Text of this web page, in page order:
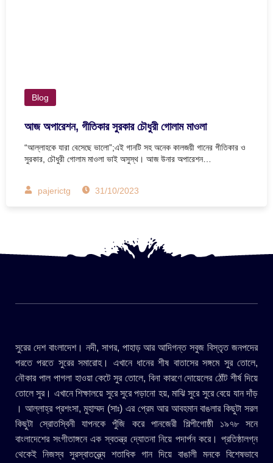
Blog
আজ অপারেশন, গীতিকার সুরকার চৌধুরী গোলাম মাওলা
“আল্লাহকে যারা বেসেছে ভালো”;এই গানটি সহ অনেক কালজয়ী গানের গীতিকার ও
সুরকার, চৌধুরী গোলাম মাওলা ভাই অসুস্থ। আজ উনার অপারেশন…
pajerictg 31/10/2023
সুরের দেশ বাংলাদেশ। নদী, সাগর, পাহাড় আর আদিগন্ত সবুজ বিস্তৃত জনপদের
পরতে পরতে সুরের সমারোহ। এখানে ধানের শীষ বাতাসের সঙ্গমে সুর তোলে,
নৌকার পাল পাগলা হাওয়া কেটে সুর তোলে, বিনা কারণে দোয়েলের ঠোঁট শীর্ষ দিয়ে
তোলে সুর। এখানে শিক্ষালয়ে সুরে সুরে পড়ানো হয়, মাঝি সুরে সুরে বেয়ে যান দাঁড়
। আল্লাহ্র প্রশংসা, মুহাম্মদ (সাঃ) এর প্রেম আর আবহমান বাঙলার কিছুটা সরল
কিছুটা স্রোতস্বিনী যাপনকে পুঁজি করে পানজেরী শিল্পীগোষ্ঠী ১৯৭৮ সনে
বাংলাদেশের সংগীতাঙ্গনে এক স্বতন্ত্র দ্যোতনা নিয়ে পদার্পন করে। প্রতিষ্ঠালগ্ন
থেকেই নিজস্ব সুরস্বাতন্ত্র্যে শতাধিক গান দিয়ে বাঙালী মনকে বিশেষভাবে